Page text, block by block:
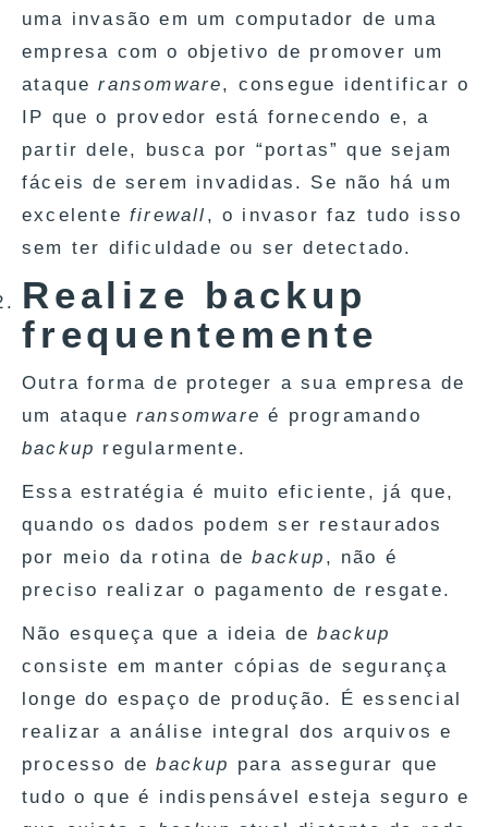
uma invasão em um computador de uma
empresa com o objetivo de promover um
ataqueransomware, consegue identificar o
IP que o provedor está fornecendo e, a
partir dele, busca por “portas” que sejam
fáceis de serem invadidas. Se não há um
excelente firewall , o invasor faz tudo isso
sem ter dificuldade ou ser detectado.
Realize backup
frequentemente
Outra forma de proteger a sua empresa de
um ataque ransomware é programando
backup regularmente.
Essa estratégia é muito eficiente, já que,
quando os dados podem ser restaurados
por meio da rotina debackup , não é
preciso realizar o pagamento de resgate.
Não esqueça que a ideia debackup
consiste em manter cópias de segurança
longe do espaço de produção. É essencial
realizar a análise integral dos arquivos e
processo debackup para assegurar que
tudo o que é indispensável esteja seguro e